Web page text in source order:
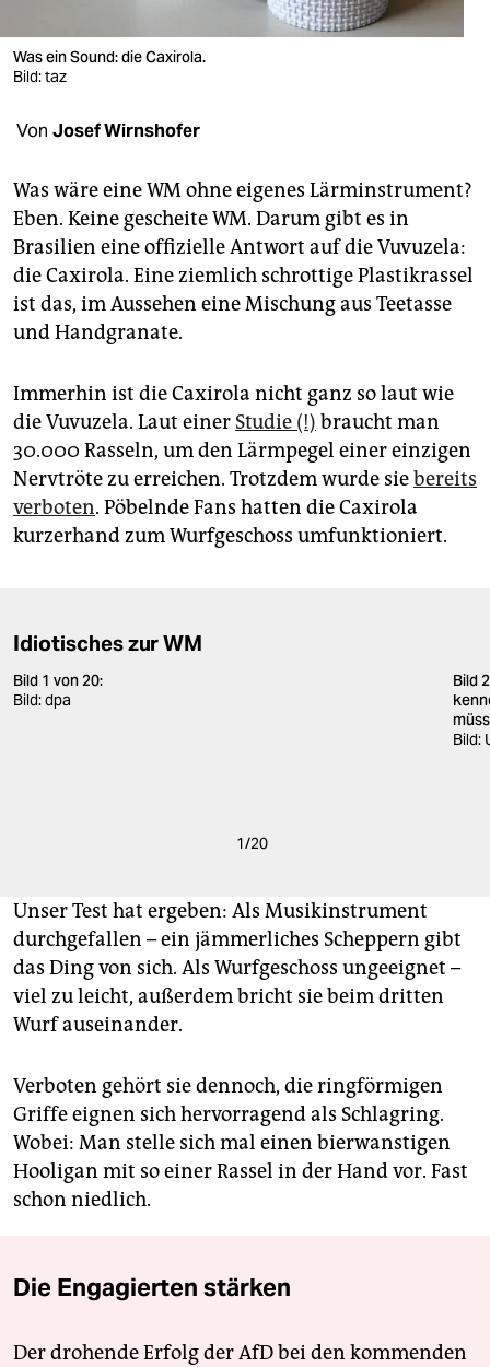
veranstaltungen
fragen & hilfe
unterstützen
abo
genossenschaft
epaper login
Was ein Sound: die Caxirola.
Bild: taz
Von Josef Wirnshofer
Was wäre eine WM ohne eigenes Lärminstrument?
Eben. Keine gescheite WM. Darum gibt es in
Brasilien eine offizielle Antwort auf die Vuvuzela:
die Caxirola. Eine ziemlich schrottige Plastikrassel
ist das, im Aussehen eine Mischung aus Teetasse
und Handgranate.
Immerhin ist die Caxirola nicht ganz so laut wie
die Vuvuzela. Laut einer Studie (!) braucht man
30.000 Rasseln, um den Lärmpegel einer einzigen
Nervtröte zu erreichen. Trotzdem wurde siebereits
verboten. Pöbelnde Fans hatten die Caxirola
kurzerhand zum Wurfgeschoss umfunktioniert.
Idiotisches zur WM
Bild 1 von 20:
Bild: dpa
Bild
Bild:
1/20
Unser Test hat ergeben: Als Musikinstrument
durchgefallen – ein jämmerliches Scheppern gibt
das Ding von sich. Als Wurfgeschoss ungeeignet –
viel zu leicht, außerdem bricht sie beim dritten
Wurf auseinander.
Verboten gehört sie dennoch, die ringförmigen
Griffe eignen sich hervorragend als Schlagring.
Wobei: Man stelle sich mal einen bierwanstigen
Hooligan mit so einer Rassel in der Hand vor. Fast
schon niedlich.
Die Engagierten stärken
Der drohende Erfolg der AfD bei den kommenden